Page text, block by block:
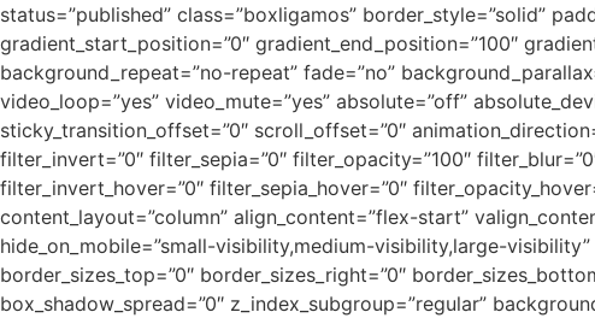
status=”published” class=”boxligamos” border_style=”solid”
gradient_start_position=”0″ gradient_end_position=”100″
background_repeat=”no-repeat” fade=”no”
video_loop=”yes” video_mute=”yes” absolute=”off”
sticky_transition_offset=”0″ scroll_offset=”0″
filter_invert=”0″ filter_sepia=”0″ filter_opacity=”100″
filter_invert_hover=”0″ filter_sepia_hover=”0″
content_layout=”column” align_content=”flex-start”
hide_on_mobile=”small-visibility,medium-visibility,large-visibility”
border_sizes_top=”0″ border_sizes_right=”0″
box_shadow_spread=”0″ z_index_subgroup=”regular”